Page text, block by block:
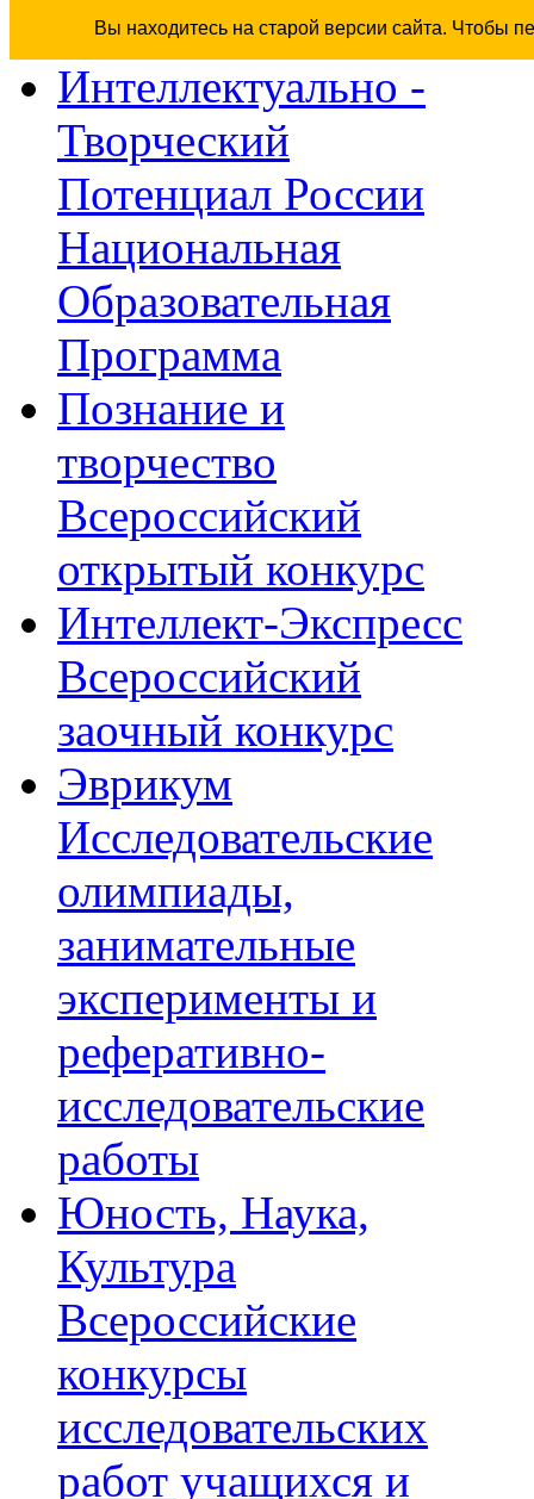
Вы находитесь на старой версии сайта. Чтобы
Интеллектуально -
Творческий
Потенциал России
Национальная
Образовательная
Программа
Познание и
творчество
Всероссийский
открытый конкурс
Интеллект-Экспресс
Всероссийский
заочный конкурс
Эврикум
Исследовательские
олимпиады,
занимательные
эксперименты и
реферативно-
исследовательские
работы
Юность, Наука,
Культура
Всероссийские
конкурсы
исследовательских
работ учащихся и